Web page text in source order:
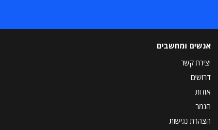
אנשים ומחשבים
יצירת קשר
דרושים
אודות
הנמר
הצהרת נגישות